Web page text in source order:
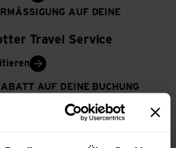
AUF DEINE
Travel Service
AUF DEINE BUCHUNG